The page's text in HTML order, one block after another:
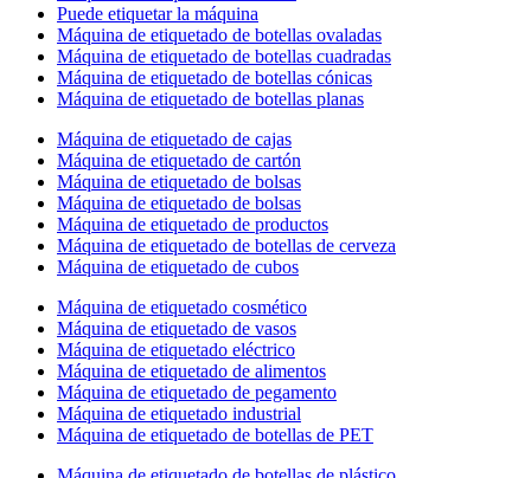
Puede etiquetar la máquina
Máquina de etiquetado de botellas ovaladas
Máquina de etiquetado de botellas cuadradas
Máquina de etiquetado de botellas cónicas
Máquina de etiquetado de botellas planas
Máquina de etiquetado de cajas
Máquina de etiquetado de cartón
Máquina de etiquetado de bolsas
Máquina de etiquetado de bolsas
Máquina de etiquetado de productos
Máquina de etiquetado de botellas de cerveza
Máquina de etiquetado de cubos
Máquina de etiquetado cosmético
Máquina de etiquetado de vasos
Máquina de etiquetado eléctrico
Máquina de etiquetado de alimentos
Máquina de etiquetado de pegamento
Máquina de etiquetado industrial
Máquina de etiquetado de botellas de PET